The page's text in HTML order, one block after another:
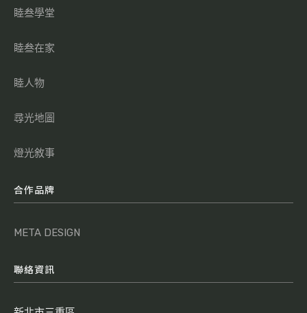
睦叁學堂
睦叁在家
睦人物
尋光地圖
燈光敘事
合作品牌
META DESIGN
聯絡資訊